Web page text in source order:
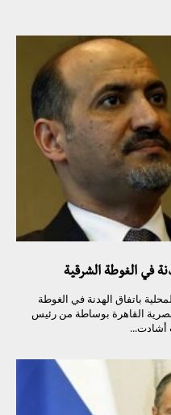
في الغوطة الشرقية
باتفاق الهدنة في الغوطة
القاهرة بوساطة من رئيس
أشادت...